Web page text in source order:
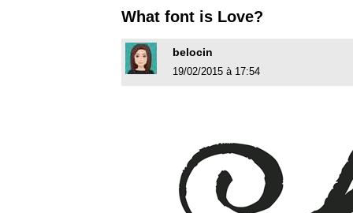
What font is Love?
belocin
19/02/2015 à 17:54